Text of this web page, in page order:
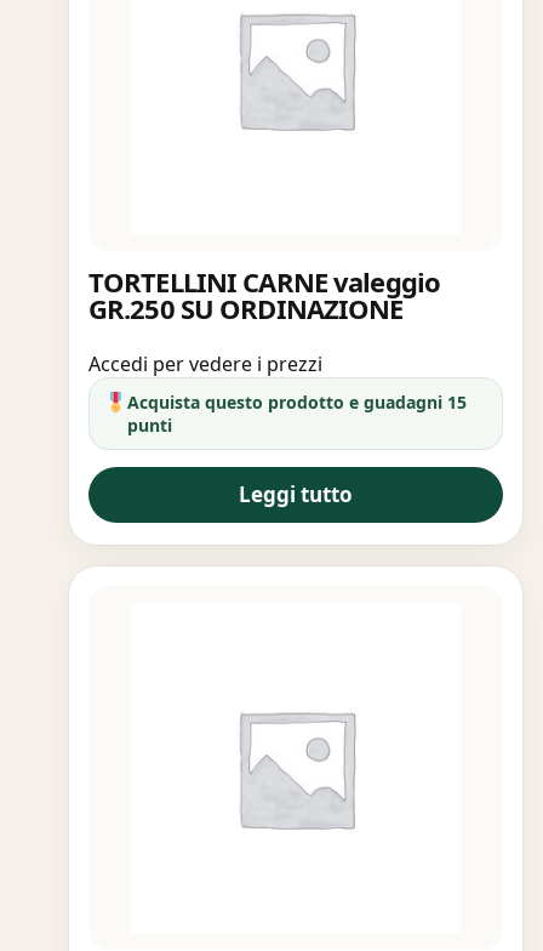
TORTELLINI CARNE valeggio
GR.250 SU ORDINAZIONE
Accedi per vedere i prezzi
Acquista questo prodotto e guadagni 15
punti
Leggi tutto